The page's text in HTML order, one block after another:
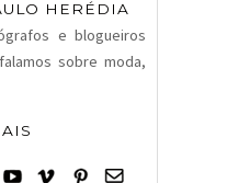
HERÉDIA
e blogueiros
sobre moda,